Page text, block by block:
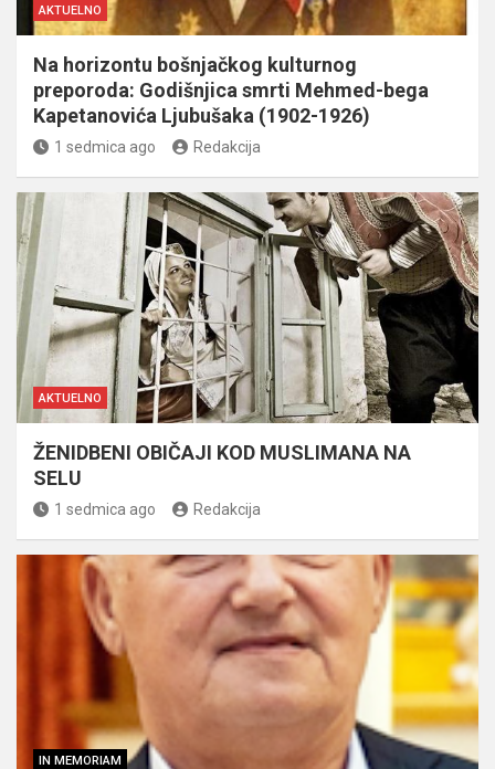
AKTUELNO
Na horizontu bošnjačkog kulturnog
preporoda: Godišnjica smrti Mehmed-bega
Kapetanovića Ljubušaka (1902-1926)
1 sedmica ago Redakcija
AKTUELNO
ŽENIDBENI OBIČAJI KOD MUSLIMANA NA
SELU
1 sedmica ago Redakcija
IN MEMORIAM